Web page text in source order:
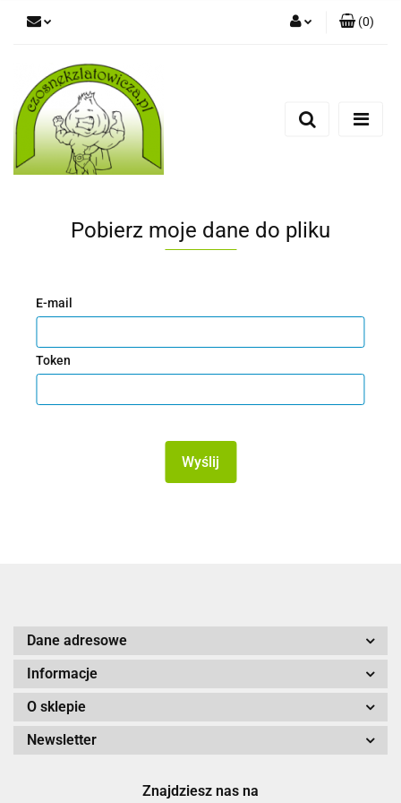
Dodaj zgłoszenie
(0)
Pobierz moje dane do pliku
E-mail
Token
Wyślij
Dane adresowe
Informacje
O sklepie
Newsletter
Znajdziesz nas na